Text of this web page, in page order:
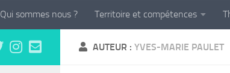
Qui sommes nous ? Territoire et compétences
AUTEUR : YVES-MARIE PAULET